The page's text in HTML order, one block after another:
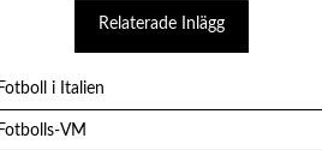
Fotboll i Italien
Fotbolls-VM